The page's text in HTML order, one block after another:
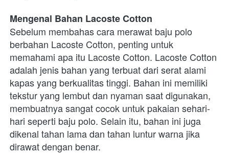
Mengenal Bahan Lacoste Cotton
Sebelum membahas cara merawat baju polo
berbahan Lacoste Cotton, penting untuk
memahami apa itu Lacoste Cotton. Lacoste Cotton
adalah jenis bahan yang terbuat dari serat alami
kapas yang berkualitas tinggi. Bahan ini memiliki
tekstur yang lembut dan nyaman saat digunakan,
membuatnya sangat cocok untuk pakaian sehari-
hari seperti baju polo. Selain itu, bahan ini juga
dikenal tahan lama dan tahan luntur warna jika
dirawat dengan benar.